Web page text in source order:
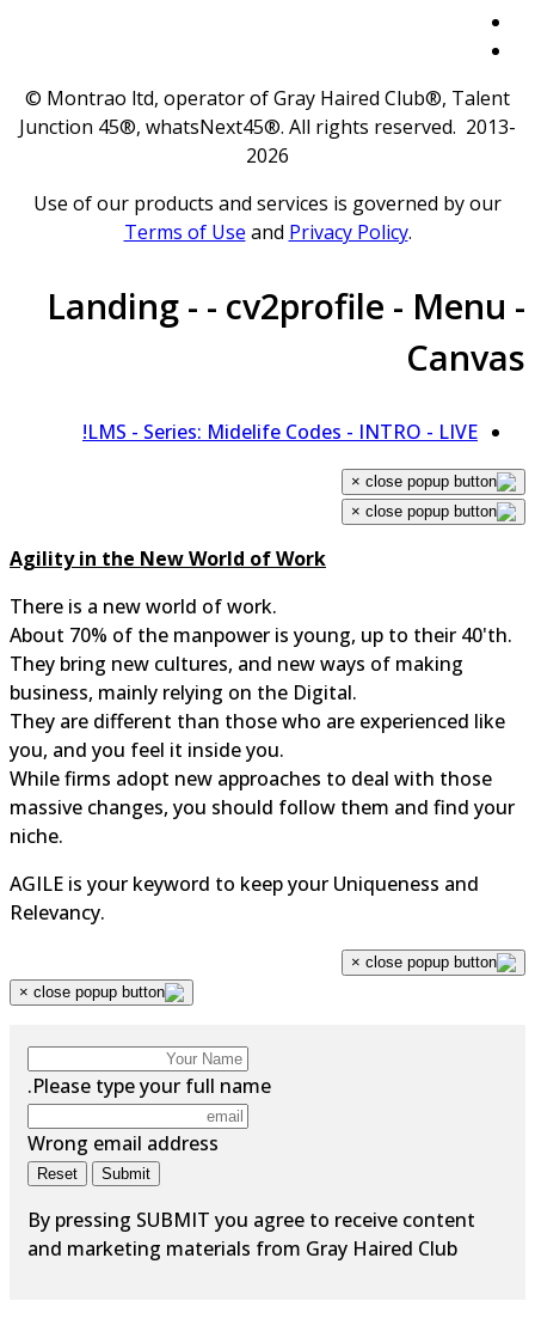
© Montrao ltd, operator of Gray Haired Club®, Talent
Junction 45®, whatsNext45®. All rights reserved.
2026
Use of our products and services is governed by our
Terms of UseandPrivacy Policy
Landing - - cv2profile - Menu
LMS - Series: Midelife Codes - INTRO - LIVE!
×
×
Agility in the New World of Work
There is a new world of work.
About 70% of the manpower is young, up to their 40'th.
They bring new cultures, and new ways of making
business, mainly relying on the Digital.
They are different than those who are experienced like
you, and you feel it inside you.
While firms adopt new approaches to deal with those
massive changes, you should follow them and find your
niche.
AGILE is your keyword to keep your Uniqueness and
Relevancy.
×
×
Please type your full name.
Wrong email address
Submit
Reset
By pressing SUBMIT you agree to receive content
and marketing materials from Gray Haired Club